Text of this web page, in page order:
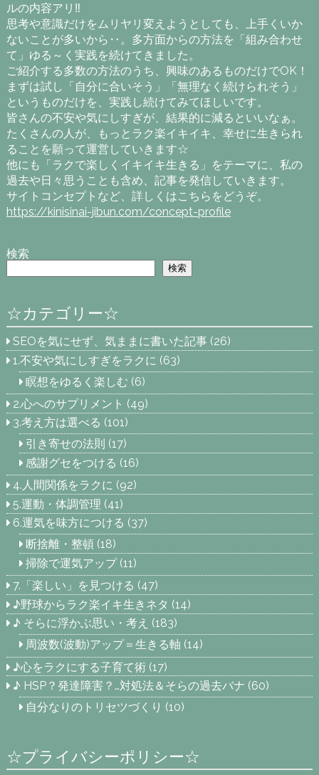
ルの内容アリ‼
思考や意識だけをムリヤリ変えようとしても、上手くいか
ないことが多いから‥。多方面からの方法を「組み合わせ
て」ゆる～く実践を続けてきました。
ご紹介する多数の方法のうち、興味のあるものだけでOK！
まずは試し「自分に合いそう」「無理なく続けられそう」
というものだけを、実践し続けてみてほしいです。
皆さんの不安や気にしすぎが、結果的に減るといいなぁ。
たくさんの人が、もっとラク楽イキイキ、幸せに生きられ
ることを願って運営していきます☆
他にも「ラクで楽しくイキイキ生きる」をテーマに、私の
過去や日々思うことも含め、記事を発信していきます。
サイトコンセプトなど、詳しくはこちらをどうぞ。
https://kinisinai-jibun.com/concept-profile
検索
検索
☆カテゴリー☆
SEOを気にせず、気ままに書いた記事 (26)
1.不安や気にしすぎをラクに (63)
瞑想をゆるく楽しむ (6)
2.心へのサプリメント (49)
3.考え方は選べる (101)
引き寄せの法則 (17)
感謝グセをつける (16)
4.人間関係をラクに (92)
5.運動・体調管理 (41)
6.運気を味方につける (37)
断捨離・整頓(18)
掃除で運気アップ(11)
7.「楽しい」を見つける (47)
♪野球からラク楽イキ生きネタ (14)
♪ そらに浮かぶ思い・考え (183)
周波数(波動)アップ＝生きる軸 (14)
♪心をラクにする子育て術 (17)
♪ HSP？発達障害？…対処法＆そらの過去バナ (60)
自分なりのトリセツづくり (10)
☆プライバシーポリシー☆